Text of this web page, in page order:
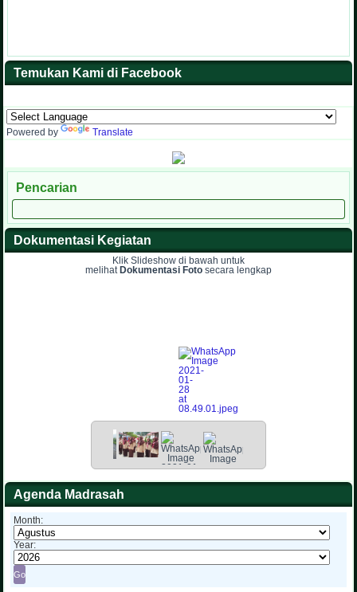
Temukan Kami di Facebook
Powered by Translate
Pencarian
Dokumentasi Kegiatan
Klik Slideshow di bawah untuk
melihat Dokumentasi Foto secara lengkap
Agenda Madrasah
Month:
Year: